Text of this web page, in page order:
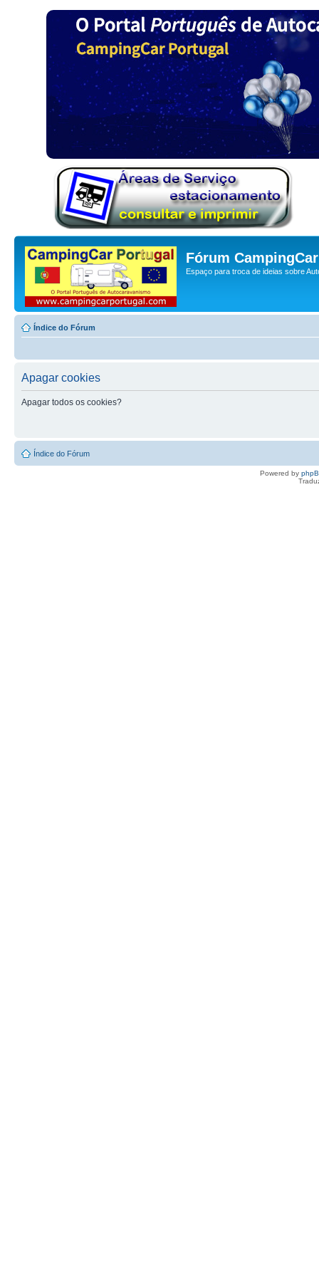
Fórum
Espaço para troca de ideias sobre
Índice do Fórum
Apagar cookies
Apagar todos os cookies?
Índice do Fórum
Powered by